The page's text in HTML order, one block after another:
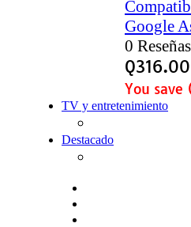
Google
0 Reseñas
Q316.00
You save
TV y entretenimiento
Destacado